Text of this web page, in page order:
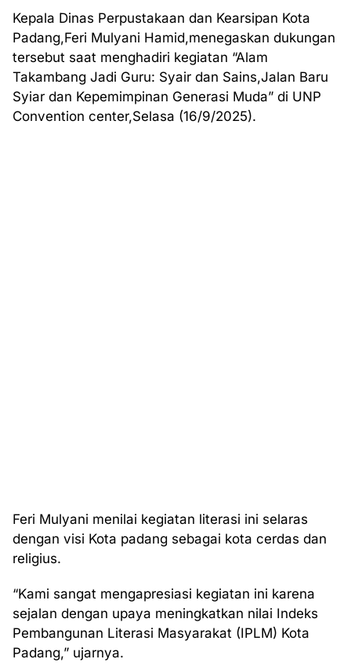
Kepala Dinas Perpustakaan dan Kearsipan Kota
Padang,Feri Mulyani Hamid,menegaskan dukungan
tersebut saat menghadiri kegiatan “Alam
Takambang Jadi Guru: Syair dan Sains,Jalan Baru
Syiar dan Kepemimpinan Generasi Muda” di UNP
Convention center,Selasa (16/9/2025).
Feri Mulyani menilai kegiatan literasi ini selaras
dengan visi Kota padang sebagai kota cerdas dan
religius.
“Kami sangat mengapresiasi kegiatan ini karena
sejalan dengan upaya meningkatkan nilai Indeks
Pembangunan Literasi Masyarakat (IPLM) Kota
Padang,” ujarnya.